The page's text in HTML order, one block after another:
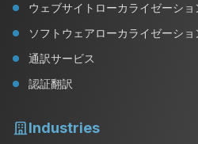
ウェブサイトローカライゼーショ
ソフトウェアローカライゼーショ
通訳サービス
認証翻訳
Industries